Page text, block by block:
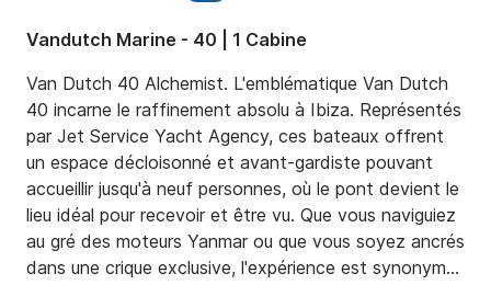
Vandutch Marine - 40 | 1 Cabine
Van Dutch 40 Alchemist. L'emblématique Van Dutch
40 incarne le raffinement absolu à Ibiza. Représentés
par Jet Service Yacht Agency, ces bateaux offrent
un espace décloisonné et avant-gardiste pouvant
accueillir jusqu'à neuf personnes, où le pont devient le
lieu idéal pour recevoir et être vu. Que vous naviguiez
au gré des moteurs Yanmar ou que vous soyez ancrés
dans une crique exclusive, l'expérience est synonyme